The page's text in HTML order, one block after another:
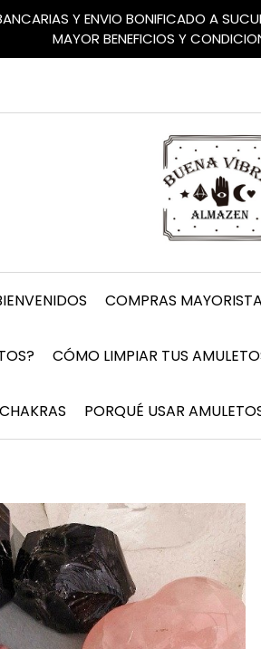
Y ENVIO BONIFICADO A
MAYOR BENEFICIOS Y
COMPRAS
CÓMO LIMPIAR TUS
PORQUÉ USAR